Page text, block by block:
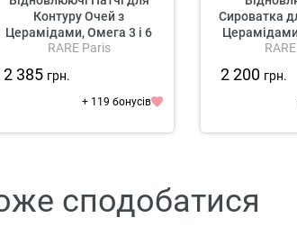
Контуру Очей з
Церамідами, Омега 3 і 6
Rare Paris Exception Rosée
RARE Paris
2 385 грн.
+ 119 бонусів
Сироватка
RARE Paris
2 200 грн.
сподобатися